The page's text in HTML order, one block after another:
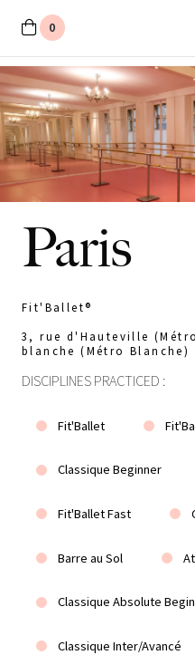
0
Paris
Fit'Ballet®
3, rue d'Hauteville
blanche (Métro Blanche)
DISCIPLINES PRACTICED :
Fit'Ballet
Classique Beginner
Fit'Ballet Fast
Barre au Sol
Classique Absolute
Classique Inter/Avancé